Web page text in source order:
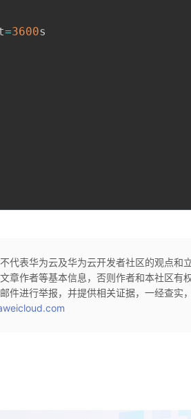
=3600s
代表华为云及华为云开发者社区的观点和
章作者等基本信息，否则作者和本社区有
件进行举报，并提供相关证据，一经查实